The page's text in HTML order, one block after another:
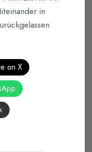
in
on X